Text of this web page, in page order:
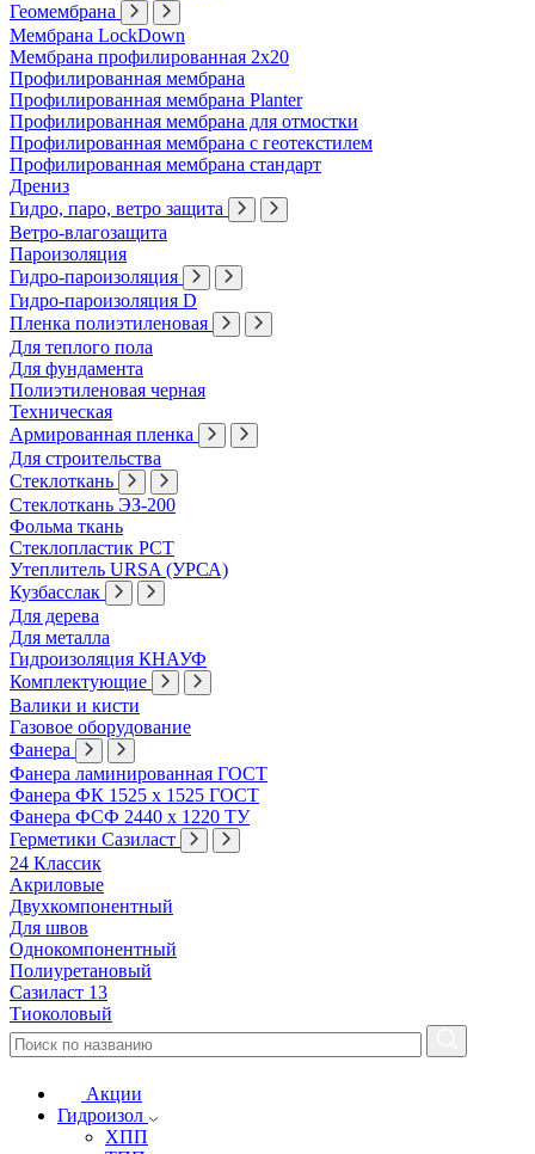
Геомембрана
Мембрана LockDown
Мембрана профилированная 2х20
Профилированная мембрана
Профилированная мембрана Planter
Профилированная мембрана для отмостки
Профилированная мембрана с геотекстилем
Профилированная мембрана стандарт
Дрениз
Гидро, паро, ветро защита
Ветро-влагозащита
Пароизоляция
Гидро-пароизоляция
Гидро-пароизоляция D
Пленка полиэтиленовая
Для теплого пола
Для фундамента
Полиэтиленовая черная
Техническая
Армированная пленка
Для строительства
Стеклоткань
Стеклоткань ЭЗ-200
Фольма ткань
Стеклопластик РСТ
Утеплитель URSA (УРСА)
Кузбасслак
Для дерева
Для металла
Гидроизоляция КНАУФ
Комплектующие
Валики и кисти
Газовое оборудование
Фанера
Фанера ламинированная ГОСТ
Фанера ФК 1525 х 1525 ГОСТ
Фанера ФСФ 2440 х 1220 ТУ
Герметики Сазиласт
24 Классик
Акриловые
Двухкомпонентный
Для швов
Однокомпонентный
Полиуретановый
Сазиласт 13
Тиоколовый
Акции
Гидроизол
ХПП